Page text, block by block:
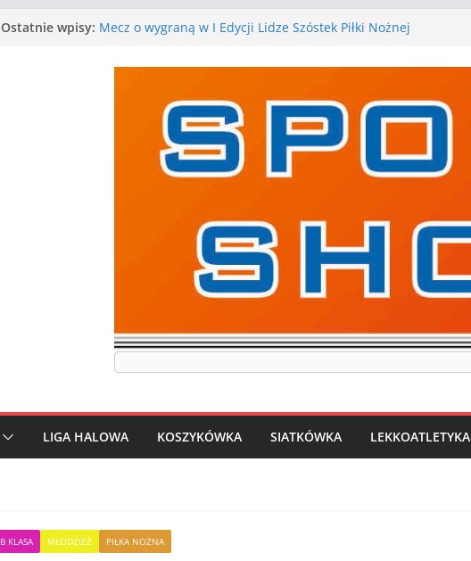
Ostatnie wpisy: Mecz o wygraną w I Edycji Lidze Szóstek Piłki Nożnej
WKS wygrywa pierwszą edycję Ligi Szóstek w Gwdzie
I mamy kolejne gry kontrolne, piłkarskie granie przed nami
LIGA HALOWA KOSZYKÓWKA SIATKÓWKA LEKKOATLETYKA
B KLASA MŁODZIEŻ PIŁKA NOŻNA